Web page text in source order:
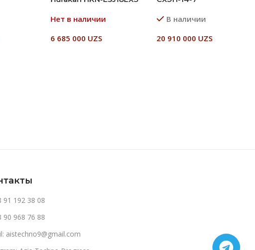
Нет в наличии
6 685 000 UZS
В наличии
20 910 000 UZS
91 192 38 08
90 968 76 88
aistechno9@gmail.com